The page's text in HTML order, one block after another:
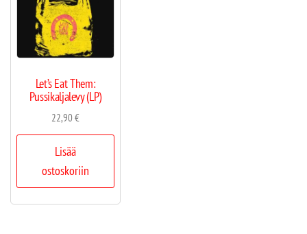
Let’s Eat Them:
Pussikaljalevy (LP)
22,90€
Lisää
ostoskoriin